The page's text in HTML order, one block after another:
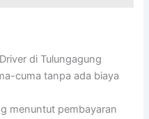
di Tulungagung
cuma tanpa ada biaya
menuntut pembayaran